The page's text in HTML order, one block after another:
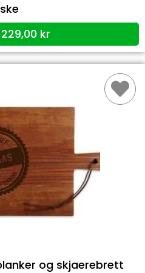
229,00 kr
og skjaerebrett